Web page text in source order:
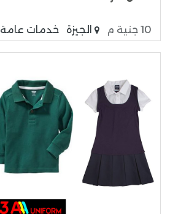
10 جنية م الجيزة خدمات عامة